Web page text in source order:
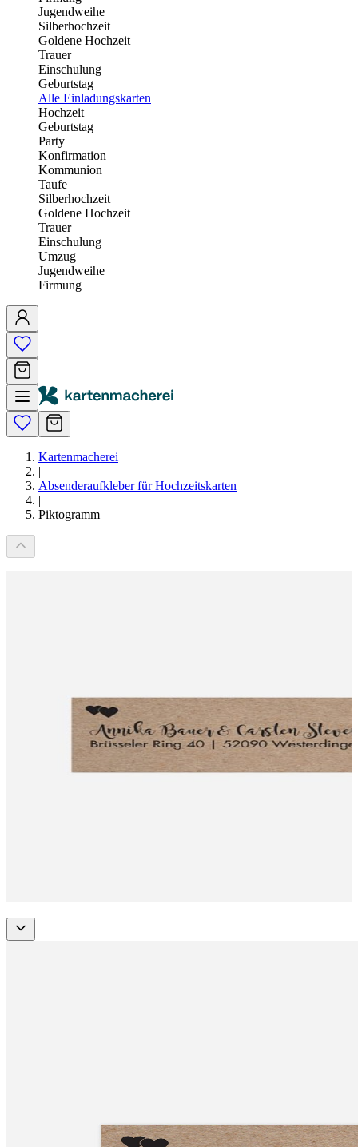
Jugendweihe
Silberhochzeit
Goldene Hochzeit
Trauer
Einschulung
Geburtstag
Alle Einladungskarten
Hochzeit
Geburtstag
Party
Konfirmation
Kommunion
Taufe
Silberhochzeit
Goldene Hochzeit
Trauer
Einschulung
Umzug
Jugendweihe
Firmung
Kartenmacherei
|
Absenderaufkleber für Hochzeitskarten
|
Piktogramm